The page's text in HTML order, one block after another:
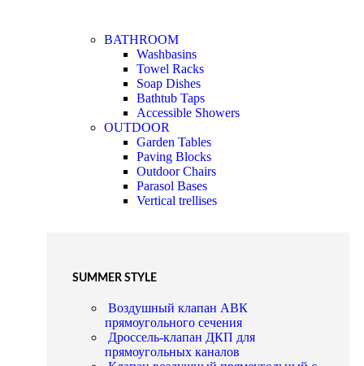
BATHROOM
Washbasins
Towel Racks
Soap Dishes
Bathtub Taps
Accessible Showers
OUTDOOR
Garden Tables
Paving Blocks
Outdoor Chairs
Parasol Bases
Vertical trellises
SUMMER STYLE
Воздушный клапан АВК
прямоугольного сечения
Дроссель-клапан ДКП для
прямоугольных каналов